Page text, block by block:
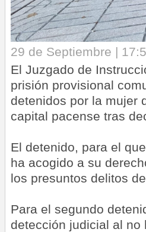
29 de Septiembre |
El Juzgado de
prisión provisional
detenidos por la mujer
capital pacense tras
El detenido, para el
ha acogido a su
los presuntos delitos
Para el segundo
detección judicial al no